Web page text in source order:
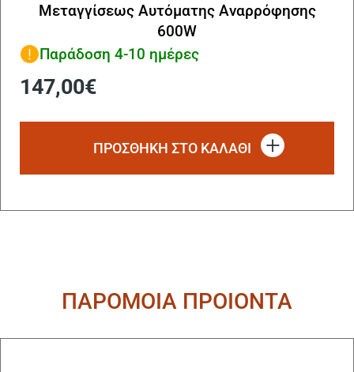
Μεταγγίσεως Αυτόματης Αναρρόφησης
600W
Παράδοση 4-10 ημέρες
147,00€
ΠΡΟΣΘΗΚΗ ΣΤΟ ΚΑΛΑΘΙ
ΠΑΡΟΜΟΙΑ ΠΡΟΙΟΝΤΑ